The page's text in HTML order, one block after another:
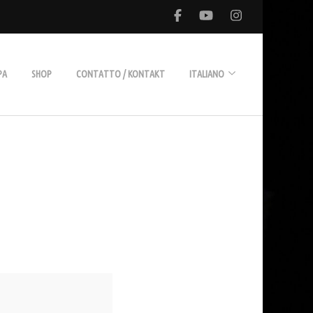
SHOP CONTATTO / KONTAKT ITALIANO